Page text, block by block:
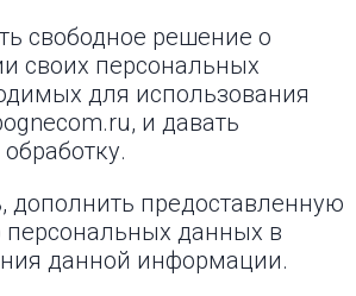
свободное решение о
своих персональных
для использования
и давать
дополнить предоставленную
данных в
данной информации.